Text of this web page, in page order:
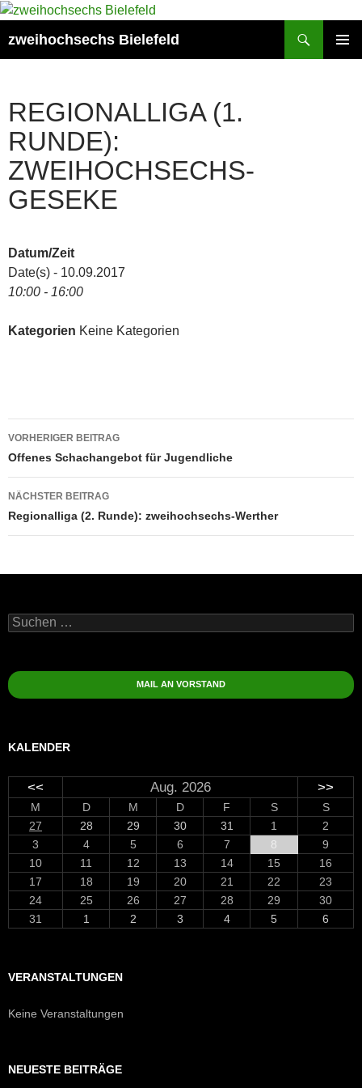
Zum
springen
zweihochsechs Bielefeld
REGIONALLIGA (1.
RUNDE):
ZWEIHOCHSECHS-
GESEKE
Datum/Zeit
Date(s) - 10.09.2017
10:00 - 16:00
Kategorien Keine Kategorien
Beitragsnavigation
VORHERIGER BEITRAG
Offenes Schachangebot für Jugendliche
NÄCHSTER BEITRAG
Regionalliga (2. Runde): zweihochsechs-Werther
Suchen
nach:
MAIL AN VORSTAND
KALENDER
<< Aug. 2026 >>
M D M D F S
S
27
28 29 30 31 1
2
3
4 5 6 7 8
9
10
11 12 13 14 15
16
17
18 19 20 21 22
23
24
25 26 27 28 29
30
31
1 2 3 4 5 6
VERANSTALTUNGEN
Keine Veranstaltungen
NEUESTE BEITRÄGE